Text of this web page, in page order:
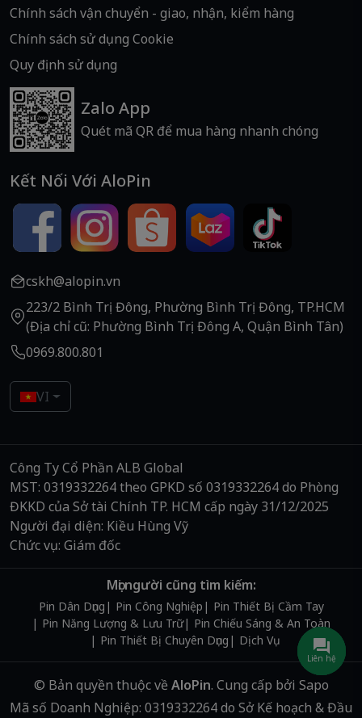
Chính sách vận chuyển - giao, nhận, kiểm hàng
Chính sách sử dụng Cookie
Quy định sử dụng
Zalo App
Quét mã QR để mua hàng nhanh chóng
Kết Nối Với AloPin
cskh@alopin.vn
223/2 Bình Trị Đông, Phường Bình Trị Đông, TP.HCM
(Địa chỉ cũ: Phường Bình Trị Đông A, Quận Bình Tân)
0969.800.801
VI
Công Ty Cổ Phần ALB Global
MST: 0319332264 theo GPKD số 0319332264 do Phòng
ĐKKD của Sở tài Chính TP. HCM cấp ngày 31/12/2025
Người đại diện: Kiều Hùng Vỹ
Chức vụ: Giám đốc
Mọi người cũng tìm kiếm:
Pin Dân Dụng Pin Công Nghiệp
Pin Thiết Bị Cầm Tay
Pin Năng Lượng & Lưu Trữ
Pin Chiếu Sáng & An Toàn
Pin Thiết Bị Chuyên Dụng
Dịch Vụ
© Bản quyền thuộc vềAloPin. Cung cấp bởi Sapo
Mã số Doanh Nghiệp: 0319332264 do Sở Kế hoạch & Đầu
Liên hệ